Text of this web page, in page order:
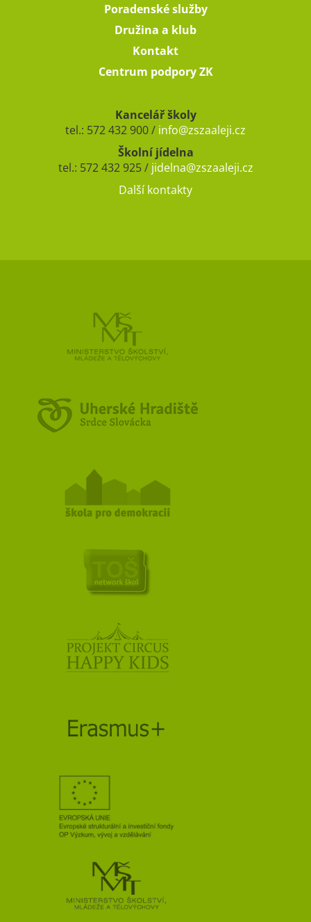
Poradenské služby
Družina a klub
Kontakt
Centrum podpory ZK
Kancelář školy
tel.: 572 432 900 / info@zszaaleji.cz
Školní jídelna
tel.: 572 432 925 / jidelna@zszaaleji.cz
Další kontakty